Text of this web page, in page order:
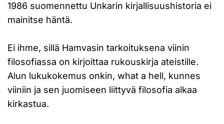
1986 suomennettu Unkarin kirjallisuushistoria ei
mainitse häntä.
Ei ihme, sillä Hamvasin tarkoituksena viinin
filosofiassa on kirjoittaa rukouskirja ateistille.
Alun lukukokemus onkin, what a hell, kunnes
viiniin ja sen juomiseen liittyvä filosofia alkaa
kirkastua.